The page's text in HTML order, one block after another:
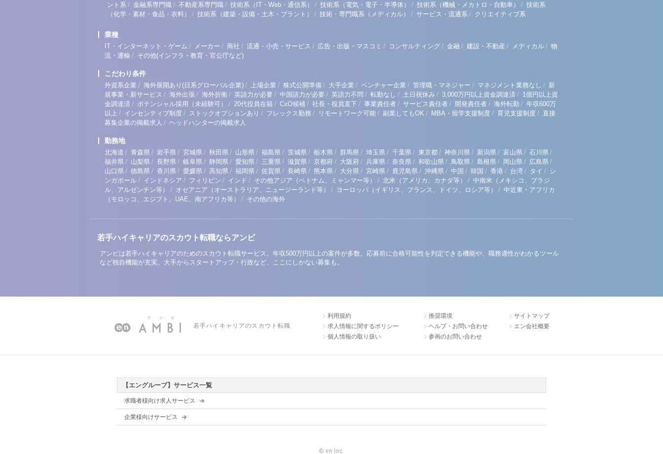
ント系 / 金融系専門職 / 不動産系専門職 / 技術系（IT・Web・通信系） / 技術系（電気・電子・半導体） / 技術系（機械・メカトロ・自動車） / 技術系
（化学・素材・食品・衣料）
/ 技術系（建築・設備・土木・プラント） / 技術・専門職系（メディカル） / サービス・流通系 / クリエイティブ系
業種
IT・インターネット・ゲーム / メーカー / 商社 / 流通・小売・サービス / 広告・出版・マスコミ / コンサルティング / 金融 / 建設・不動産 / メディカル / 物
流・運輸 / その他(インフラ・教育・官公庁など)
こだわり条件
外資系企業 / 海外展開あり(日系グローバル企業) / 上場企業 / 株式公開準備 / 大手企業 / ベンチャー企業 / 管理職・マネジャー / マネジメント業務なし / 新
規事業・新サービス / 海外出張 / 海外折衝 / 英語力が必要 / 中国語力が必要 / 英語力不問 / 転勤なし / 土日祝休み / 3,000万円以上資金調達済 / 1億円以上資
金調達済 / ポテンシャル採用（未経験可） / 20代役員在籍 / CxO候補 / 社長・役員直下 / 事業責任者 / サービス責任者 / 開発責任者 / 海外転勤 / 年収600万
以上 / インセンティブ制度 / ストックオプションあり / フレックス勤務 / リモートワーク可能 / 副業してもOK / MBA・留学支援制度 / 育児支援制度 / 直接
募集企業の掲載求人 / ヘッドハンターの掲載求人
勤務地
北海道 / 青森県 / 岩手県 / 宮城県 / 秋田県 / 山形県 / 福島県 / 茨城県 / 栃木県 / 群馬県 / 埼玉県 / 千葉県 / 東京都 / 神奈川県 / 新潟県 / 富山県 / 石川県 /
福井県 / 山梨県 / 長野県 / 岐阜県 / 静岡県 / 愛知県 / 三重県 / 滋賀県 / 京都府 / 大阪府 / 兵庫県 / 奈良県 / 和歌山県 / 鳥取県 / 島根県 / 岡山県 / 広島県 /
山口県 / 徳島県 / 香川県 / 愛媛県 / 高知県 / 福岡県 / 佐賀県 / 長崎県 / 熊本県 / 大分県 / 宮崎県 / 鹿児島県 / 沖縄県 / 中国 / 韓国 / 香港 / 台湾 / タイ / シ
ンガポール / インドネシア / フィリピン / インド / その他アジア（ベトナム、ミャンマー等） / 北米（アメリカ、カナダ等） / 中南米（メキシコ、ブラジ
ル、アルゼンチン等）
/ オセアニア（オーストラリア、ニュージーランド等） / ヨーロッパ（イギリス、フランス、ドイツ、ロシア等） / 中近東・アフリカ
（モロッコ、エジプト、UAE、南アフリカ等）
/ その他の海外
若手ハイキャリアのスカウト転職ならアンビ
アンビは若手ハイキャリアのためのスカウト転職サービス。年収500万円以上の案件が多数。応募前に合格可能性を判定できる機能や、職務適性がわかるツール
など独自機能が充実。大手からスタートアップ・行政など、ここにしかない募集も。
若手ハイキャリアのスカウト転職
利用規約
求人情報に関するポリシー
個人情報の取り扱い
推奨環境
ヘルプ・お問い合わせ
参画のお問い合わせ
サイトマップ
エン会社概要
【エングループ】サービス一覧
求職者様向け求人サービス
企業様向けサービス
© en Inc.